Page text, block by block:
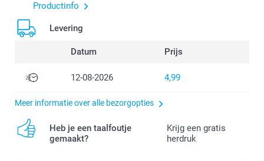
Productinfo
Levering
Datum Prijs
12-08-2026 4,99
Meer informatie over alle bezorgopties
Heb je een taalfoutje
gemaakt?
Krijg een gratis
herdruk